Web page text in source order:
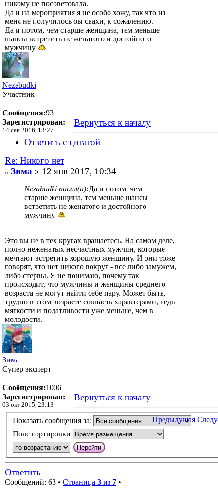
никому не посоветовала.
Да и на мероприятия я не особо хожу, так что из
меня не получилось бы свахи, к сожалению.
Да и потом, чем старше женщина, тем меньше
шансы встретить не женатого и достойного
мужчину
Nezabudki
Участник
Сообщения:93
Зарегистрирован:
14 сен 2016, 13:27
Вернуться к началу
Ответить с цитатой
Re: Никого нет
Зима» 12 янв 2017, 10:34
Nezabudki писал(а):Да и потом, чем
старше женщина, тем меньше шансы
встретить не женатого и достойного
мужчину
Это вы не в тех кругах вращаетесь. На самом деле,
полно неженатых несчастных мужчин, которые
мечтают встретить хорошую женщину. И они тоже
говорят, что нет никого вокруг - все либо замужем,
либо стервы. Я не понимаю, почему так
происходит, что мужчины и женщины среднего
возраста не могут найти себе пару. Может быть,
трудно в этом возрасте совпасть характерами, ведь
мягкости и податливости уже меньше, чем в
молодости.
Зима
Супер эксперт
Сообщения:1006
Зарегистрирован:
03 окт 2015, 23:13
Вернуться к началу
Предыдущая
Показать сообщения за:
Поле сортировки
Ответить
Сообщений: 63 • Страница 3 из 7 •